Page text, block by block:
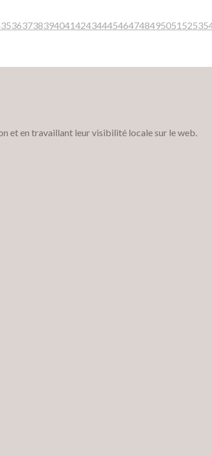
3536373839404142434445464748495051 5253
et en travaillant leur visibilité locale sur le web.